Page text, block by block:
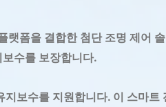
폼을 결합한 첨단 조명 제어
수를 보장합니다.
보수를 지원합니다. 이 스마트